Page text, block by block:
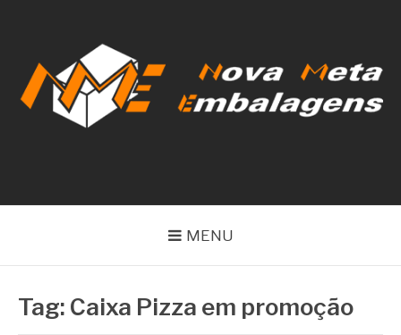
conteúdo
MENU
Tag: Caixa Pizza em promoção